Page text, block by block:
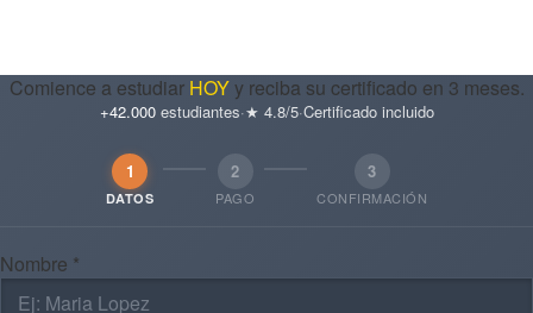
Comience a estudiar HOYy reciba su certificado en 3 meses.
+42.000estudiantes·★ 4.8/5·Certificado incluido
1
DATOS
2
PAGO
3
CONFIRMACIÓN
Nombre *